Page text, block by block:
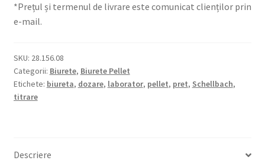
*Prețul și termenul de livrare este comunicat clienților prin
e-mail.
SKU: 28.156.08
Categorii: Biurete, Biurete Pellet
Etichete: biureta, dozare, laborator, pellet, pret, Schellbach,
titrare
Descriere